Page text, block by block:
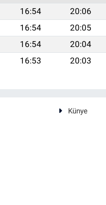
16:54 20:06
16:54 20:05
16:54 20:04
16:53 20:03
Künye